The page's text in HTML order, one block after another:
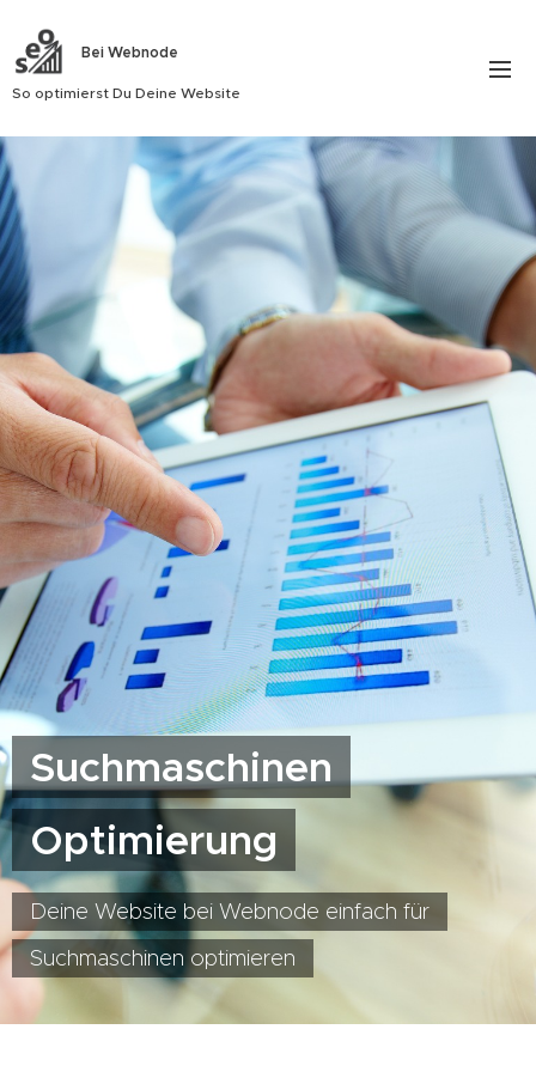
Bei Webnode
So optimierst Du Deine Website
Suchmaschinen
Optimierung
Deine Website bei Webnode einfach für
Suchmaschinen optimieren